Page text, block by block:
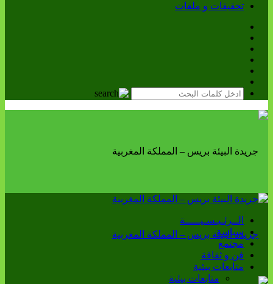
تحقيقات و ملفات
الــرئـيـسـيـــــة
سياسة
مجتمع
فن و ثقافة
متابعات بيئية
متابعات بيئية